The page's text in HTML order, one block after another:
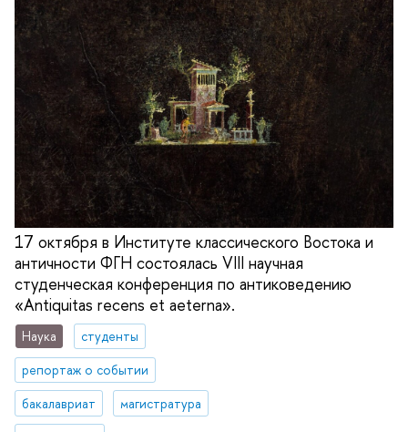
17 октября в Институте классического Востока и
античности ФГН состоялась VIII научная
студенческая конференция по антиковедению
«Antiquitas recens et aeterna».
Наука
студенты
репортаж о событии
бакалавриат
магистратура